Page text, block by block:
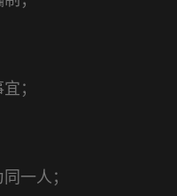
；
一人；